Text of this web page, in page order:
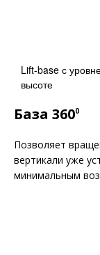
Lift-base с
высоте
База 3600
Позволяет
вертикали уже
минимальным